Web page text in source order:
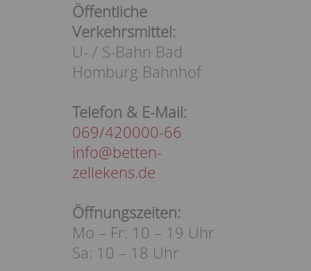
Öffentliche
Verkehrsmittel:
U- / S-Bahn Bad
Homburg Bahnhof
Telefon & E-Mail:
069/420000-66
info@betten-
zellekens.de
Öffnungszeiten:
Mo – Fr: 10 – 19 Uhr
Sa: 10 – 18 Uhr